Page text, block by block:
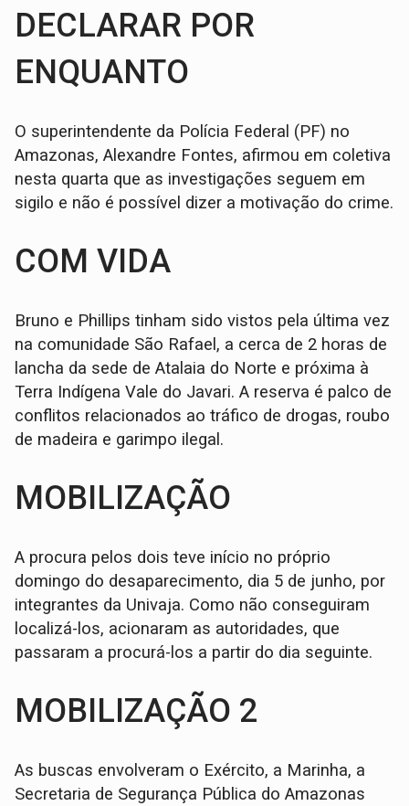
DECLARAR POR
ENQUANTO
O superintendente da Polícia Federal (PF) no
Amazonas, Alexandre Fontes, afirmou em coletiva
nesta quarta que as investigações seguem em
sigilo e não é possível dizer a motivação do crime.
COM VIDA
Bruno e Phillips tinham sido vistos pela última vez
na comunidade São Rafael, a cerca de 2 horas de
lancha da sede de Atalaia do Norte e próxima à
Terra Indígena Vale do Javari. A reserva é palco de
conflitos relacionados ao tráfico de drogas, roubo
de madeira e garimpo ilegal.
MOBILIZAÇÃO
A procura pelos dois teve início no próprio
domingo do desaparecimento, dia 5 de junho, por
integrantes da Univaja. Como não conseguiram
localizá-los, acionaram as autoridades, que
passaram a procurá-los a partir do dia seguinte.
MOBILIZAÇÃO 2
As buscas envolveram o Exército, a Marinha, a
Secretaria de Segurança Pública do Amazonas